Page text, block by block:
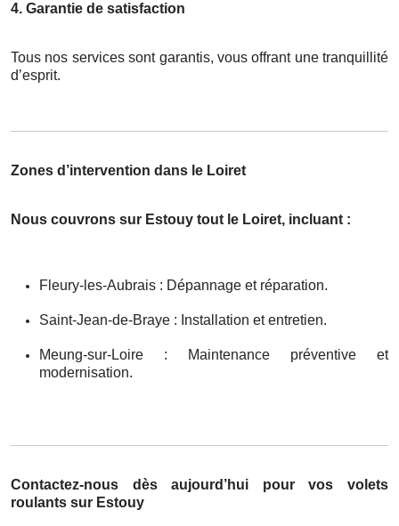
4. Garantie de satisfaction
Tous nos services sont garantis, vous offrant une tranquillité
d’esprit.
Zones d’intervention dans le Loiret
Nous couvrons sur Estouy tout le Loiret, incluant :
Fleury-les-Aubrais : Dépannage et réparation.
Saint-Jean-de-Braye : Installation et entretien.
Meung-sur-Loire : Maintenance préventive et
modernisation.
Contactez-nous dès aujourd’hui pour vos volets
roulants sur Estouy